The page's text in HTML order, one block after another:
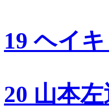
19 ヘイ
20 山本